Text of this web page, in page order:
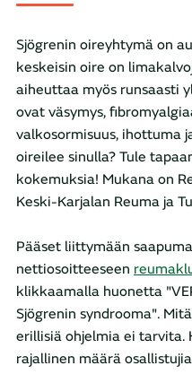
Sjögrenin oireyhtymä on
keskeisin oire on
aiheuttaa myös runsaasti
ovat väsymys,
valkosormisuus, ihottuma
oireilee sinulla? Tule
kokemuksia! Mukana on
Keski-Karjalan Reuma ja
Pääset liittymään
nettiosoitteeseen
klikkaamalla huonetta
Sjögrenin syndrooma".
erillisiä ohjelmia ei tarvita.
rajallinen määrä